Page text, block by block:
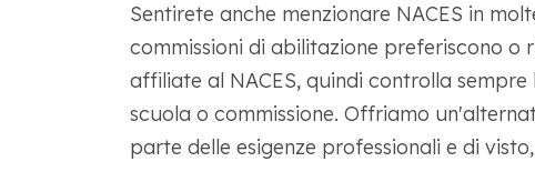
Sentirete anche menzionare NACES in
commissioni di abilitazione preferiscono
affiliate al NACES, quindi controlla
scuola o commissione. Offriamo
parte delle esigenze professionali e di